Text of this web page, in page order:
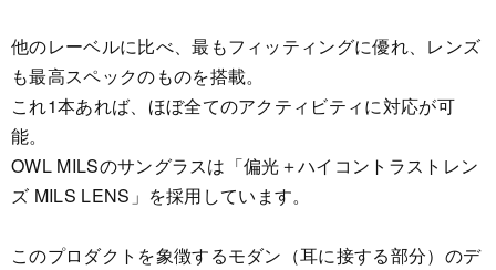
他のレーベルに比べ、最もフィッティングに優れ、レンズ
も最高スペックのものを搭載。
これ1本あれば、ほぼ全てのアクティビティに対応が可
能。
OWL MILSのサングラスは「偏光＋ハイコントラストレン
ズ MILS LENS」を採用しています。
このプロダクトを象徴するモダン（耳に接する部分）のデ